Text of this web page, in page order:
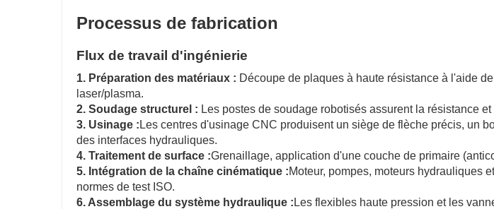
Processus de fabrication
Flux de travail d'ingénierie
1. Préparation des matériaux : Découpe de plaques à haute résistance à l'aide
laser/plasma.
2. Soudage structurel : Les postes de soudage robotisés assurent la résistance
3. Usinage :Les centres d'usinage CNC produisent un siège de flèche précis, un
des interfaces hydrauliques.
4. Traitement de surface :Grenaillage, application d'une couche de primaire
5. Intégration de la chaîne cinématique :Moteur, pompes, moteurs hydrauliques
normes de test ISO.
6. Assemblage du système hydraulique :Les flexibles haute pression et les